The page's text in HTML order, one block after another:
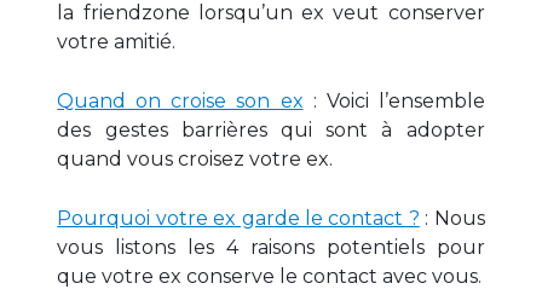
la friendzone lorsqu’un ex veut conserver
votre amitié.
Quand on croise son ex : Voici l’ensemble
des gestes barrières qui sont à adopter
quand vous croisez votre ex.
Pourquoi votre ex garde le contact ? : Nous
vous listons les 4 raisons potentiels pour
que votre ex conserve le contact avec vous.